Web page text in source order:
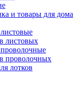
и товары для дома
листовых
проволочных
лотков